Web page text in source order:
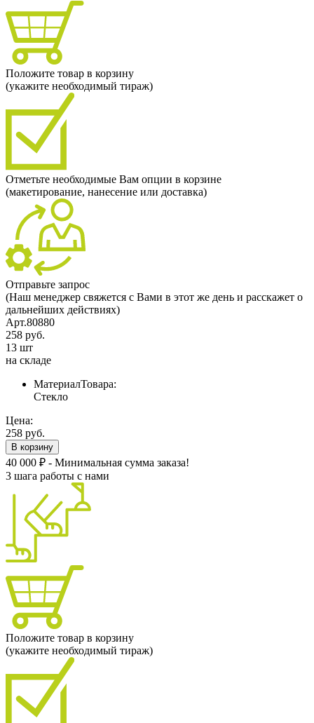
Положите товар в корзину
(укажите необходимый тираж)
Отметьте необходимые Вам опции в корзине
(макетирование, нанесение или доставка)
Отправьте запрос
(Наш менеджер свяжется с Вами в этот же день и расскажет о
дальнейших действиях)
Арт.80880
258 руб.
13 шт
на складе
МатериалТовара:
Стекло
Цена:
258 руб.
В корзину
40 000 ₽ - Минимальная сумма заказа!
3 шага работы с нами
Положите товар в корзину
(укажите необходимый тираж)